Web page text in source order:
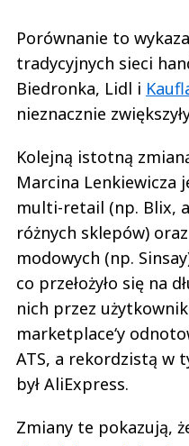
Porównanie to
tradycyjnych sieci
Biedronka, Lidl i
nieznacznie
Kolejną istotną
Marcina Lenkiewicza
multi-retail (np. Blix,
różnych sklepów)
modowych (np.
co przełożyło się na
nich przez
marketplace‘y
ATS, a rekordzistą w
był AliExpress.
Zmiany te pokazują,